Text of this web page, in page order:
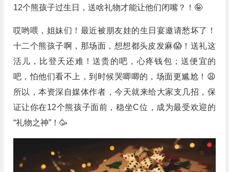
12个熊孩子过生日，送啥礼物才能让他们闭嘴？！🤪
哎哟喂，姐妹们！最近被朋友娃的生日宴邀请愁坏了！
十二个熊孩子啊，那场面，想想都头皮发麻😱！送礼这
活儿，比登天还难！送贵的吧，心疼钱包；送便宜的
吧，怕他们看不上，到时候哭唧唧的，场面更尴尬！😩
所以，本资深自媒体作者，今天就来给大家支几招，保
证让你在12个熊孩子面前，稳坐C位，成为最受欢迎的
“礼物之神”！🥳